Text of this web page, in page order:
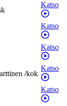
Katso
Katso
Katso
/kok
Katso
Katso